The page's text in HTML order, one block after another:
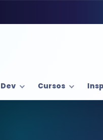
Dev Cursos